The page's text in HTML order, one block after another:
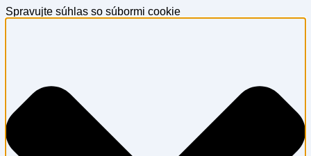
Spravujte súhlas so súbormi cookie